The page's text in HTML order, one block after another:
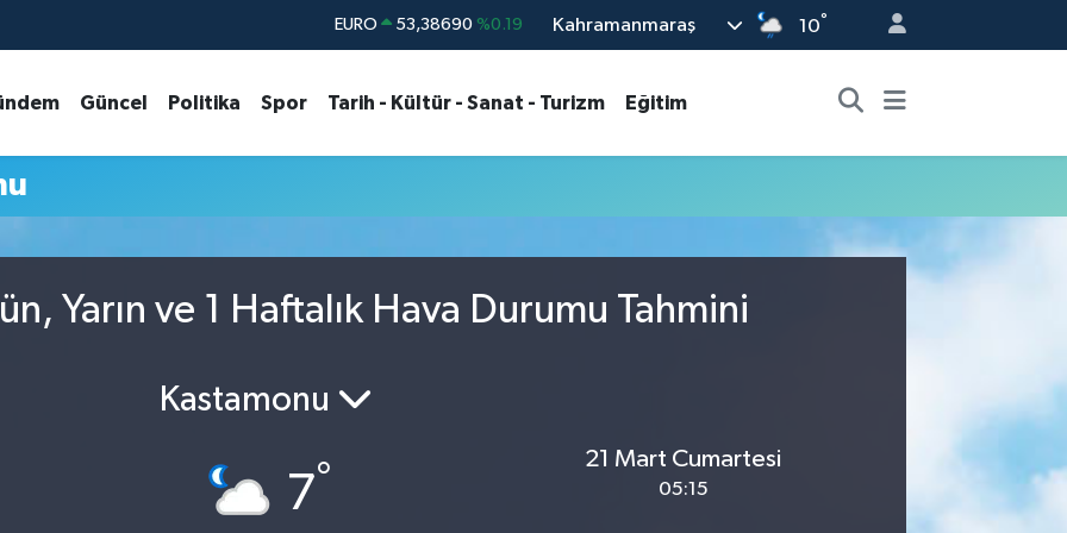
EURO 53,38690 %0.19
G.ALTIN 6862,09000 %0.19
BİST100 14.598,00 %0
Kahramanmaraş 10°
Güncel Politika Spor Tarih - Kültür - Sanat - Turizm Eğitim
Yarın ve 1 Haftalık Hava Durumu Tahmini
Kastamonu
7°
21 Mart Cumartesi
05:15